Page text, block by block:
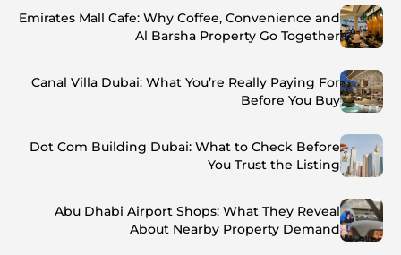
Emirates Mall Cafe: Why Coffee, Convenience and
Al Barsha Property Go Together
Canal Villa Dubai: What You’re Really Paying For
Before You Buy
Dot Com Building Dubai: What to Check Before
You Trust the Listing
Abu Dhabi Airport Shops: What They Reveal
About Nearby Property Demand